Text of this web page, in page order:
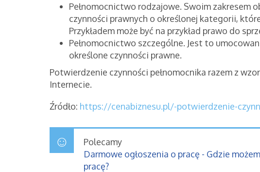
Pełnomocnictwo rodzajowe. Swoim zakresem
czynności prawnych o określonej kategorii,
Przykładem może być na przykład prawo do
Pełnomocnictwo szczególne. Jest to
określone czynności prawne.
Potwierdzenie czynności pełnomocnika razem z
Internecie.
Źródło: https://cenabiznesu.pl/-potwierdzenie-
Polecamy
Darmowe ogłoszenia o pracę - Gdzie
pracę?